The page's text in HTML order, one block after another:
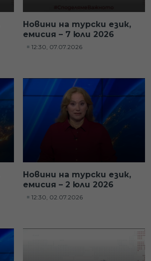
Новини на турски език,
емисия – 7 юли 2026
12:30, 07.07.2026
Новини на турски език,
емисия – 2 юли 2026
12:30, 02.07.2026